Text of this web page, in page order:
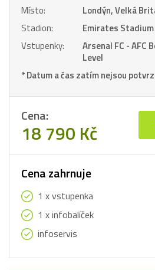
Místo:
Londýn, Velká
Stadion:
Emirates Stadium
Vstupenky:
Arsenal FC - AFC
Level
* Datum a čas zatím nejsou
Cena:
18 790 Kč
Cena zahrnuje
1 x vstupenka
1 x infobalíček
infoservis